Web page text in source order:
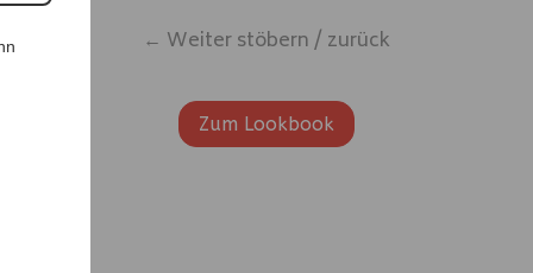
← Weiter stöbern / zurück
Zum Lookbook